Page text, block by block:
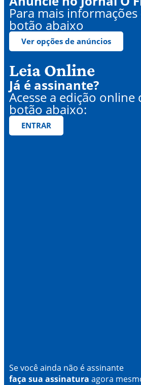
Para mais
botão abaixo
Ver opções de anúncios
Leia Online
Já é assinante?
Acesse a edição online
botão abaixo:
ENTRAR
Se você ainda não é assinante
faça sua assinatura agora